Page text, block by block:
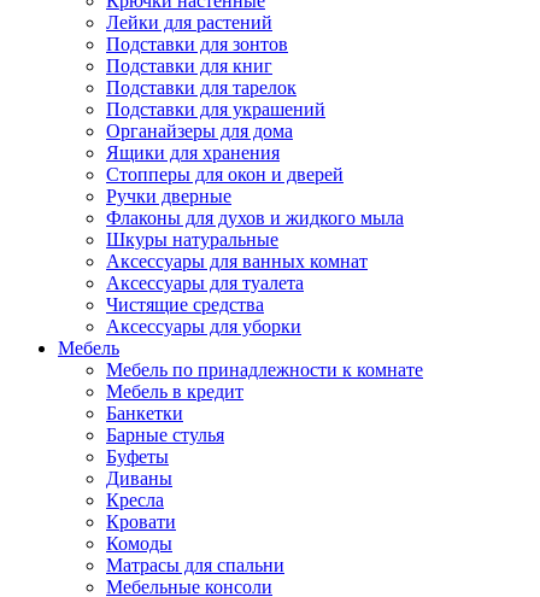
Лейки для растений
Подставки для зонтов
Подставки для книг
Подставки для тарелок
Подставки для украшений
Органайзеры для дома
Ящики для хранения
Стопперы для окон и дверей
Ручки дверные
Флаконы для духов и жидкого мыла
Шкуры натуральные
Аксессуары для ванных комнат
Аксессуары для туалета
Чистящие средства
Аксессуары для уборки
Мебель
Мебель по принадлежности к комнате
Мебель в кредит
Банкетки
Барные стулья
Буфеты
Диваны
Кресла
Кровати
Комоды
Матрасы для спальни
Мебельные консоли